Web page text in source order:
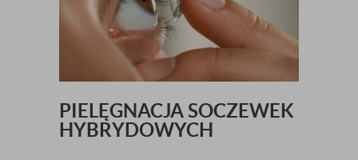
PIELĘGNACJA SOCZEWEK
HYBRYDOWYCH